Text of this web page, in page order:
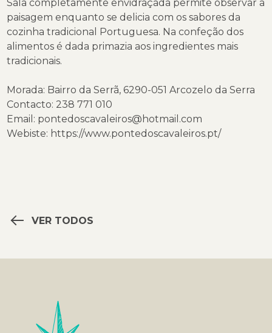
Sala completamente envidraçada permite observar a
paisagem enquanto se delicia com os sabores da
cozinha tradicional Portuguesa. Na confeção dos
alimentos é dada primazia aos ingredientes mais
tradicionais.
Morada: Bairro da Serrã, 6290-051 Arcozelo da Serra
Contacto: 238 771 010
Email: pontedoscavaleiros@hotmail.com
Webiste: https://www.pontedoscavaleiros.pt/
VER TODOS